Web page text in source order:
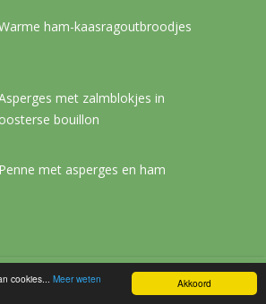
Akkoord
cookies... Meer weten
ham-kaasragoutbroodjes
met zalmblokjes in
oosterse bouillon
Penne met asperges en ham
Copyright © 2026.